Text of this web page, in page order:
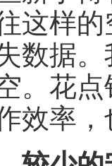
这样
数据
。花
效率